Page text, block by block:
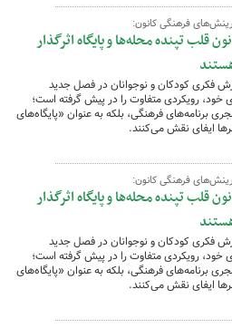
فرهنگی کانون:
قلب تپنده محله‌ها و پایگاه اثرگذار
فکری کودکان و نوجوانان در فصل جدید
خود، رویکردی متفاوت را در پیش گرفته است؛
برنامه‌های فرهنگی، بلکه به عنوان «پایگاه‌های
ایفای نقش می‌کنند.
فرهنگی کانون:
قلب تپنده محله‌ها و پایگاه اثرگذار
فکری کودکان و نوجوانان در فصل جدید
خود، رویکردی متفاوت را در پیش گرفته است؛
برنامه‌های فرهنگی، بلکه به عنوان «پایگاه‌های
ایفای نقش می‌کنند.